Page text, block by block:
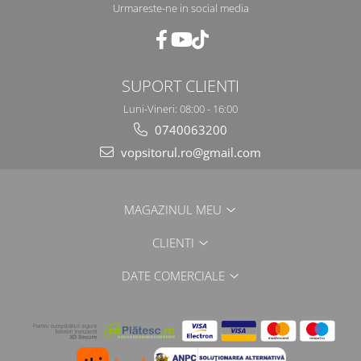
2.14 ORGANIZARE ATELIER
Urmareste-ne in social media
SUPORT CLIENTI
Luni-Vineri: 08:00 - 16:00
0740063200
vopsitorul.ro@gmail.com
MAGAZINUL MEU
CLIENTI
DATE COMERCIALE